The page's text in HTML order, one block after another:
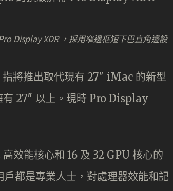
Display XDR ，採用窄邊框短下巴直角邊設
將推出取代現有 27″ iMac 的新型
有 27″ 以上。現時 Pro Display
效能核心和 16 及 32 GPU 核心的
都是專業人士，對處理器效能和記